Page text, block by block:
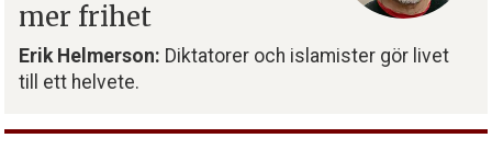
mer frihet
Erik Helmerson: Diktatorer och islamister gör livet
till ett helvete.